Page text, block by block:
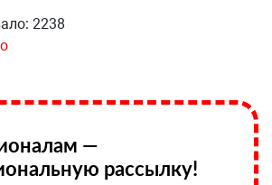
2238
—
рассылку!